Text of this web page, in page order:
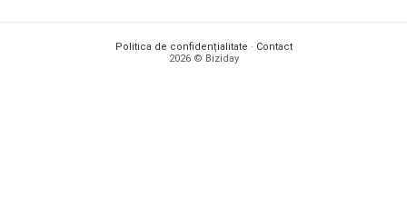
Politica de confidențialitate · Contact
2026 © Biziday